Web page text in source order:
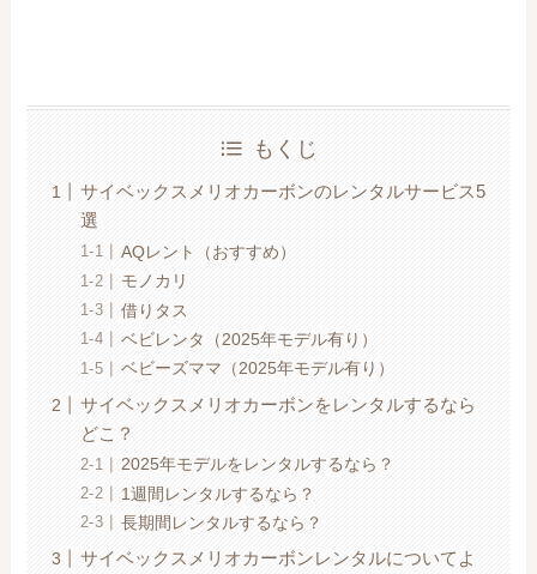
もくじ
サイベックスメリオカーボンのレンタルサービス5
選
AQレント（おすすめ）
モノカリ
借りタス
ベビレンタ（2025年モデル有り）
ベビーズママ（2025年モデル有り）
サイベックスメリオカーボンをレンタルするなら
どこ？
2025年モデルをレンタルするなら？
1週間レンタルするなら？
長期間レンタルするなら？
サイベックスメリオカーボンレンタルについてよ